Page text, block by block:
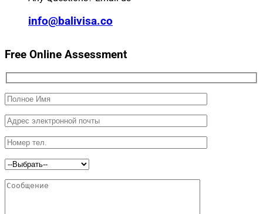
info@balivisa.co
Free Online Assessment